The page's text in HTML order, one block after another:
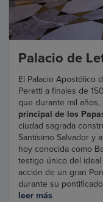
Palacio de
El Palacio Apostólico
Peretti a finales de
que durante mil años,
principal de los
ciudad sagrada
Santísimo Salvador y
hoy conocida como
testigo único del
acción de un gran
durante su
leer más